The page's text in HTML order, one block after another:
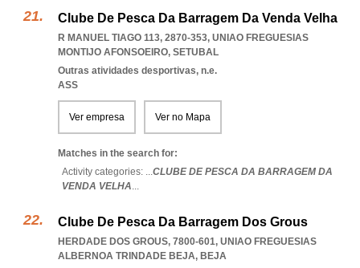
Clube De Pesca Da Barragem Da Venda Velha
R MANUEL TIAGO 113, 2870-353, UNIAO FREGUESIAS
MONTIJO AFONSOEIRO, SETUBAL
Outras atividades desportivas, n.e.
ASS
Ver empresa Ver no Mapa
Matches in the search for:
Activity categories: ...CLUBE DE PESCA DA BARRAGEM DA
VENDA VELHA...
Clube De Pesca Da Barragem Dos Grous
HERDADE DOS GROUS, 7800-601, UNIAO FREGUESIAS
ALBERNOA TRINDADE BEJA, BEJA